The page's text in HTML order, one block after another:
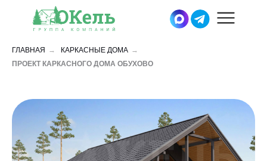
ГЛАВНАЯ → КАРКАСНЫЕ ДОМА →
ПРОЕКТ КАРКАСНОГО ДОМА ОБУХОВО